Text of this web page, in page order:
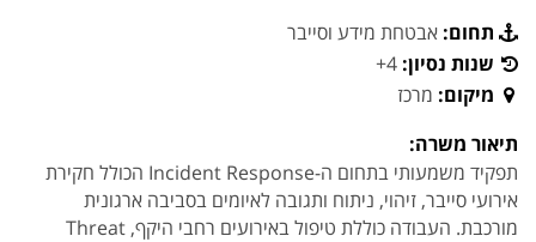
תחום: אבטחת מידע וסייבר
שנות נסיון: 4+
מיקום: מרכז
תיאור משרה:
תפקיד משמעותי בתחום ה-Incident Response הכולל חקירת
אירועי סייבר, זיהוי, ניתוח ותגובה לאיומים בסביבה ארגונית
מורכבת. העבודה כוללת טיפול באירועים רחבי היקף, Threat